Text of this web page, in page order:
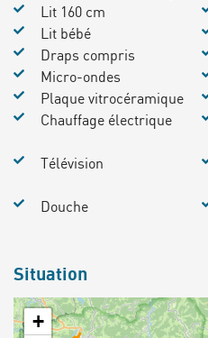
Lit 160 cm
Lit bébé
Draps compris
Micro-ondes
Plaque vitrocéramique
Chauffage électrique
Télévision
Douche
Situation
+